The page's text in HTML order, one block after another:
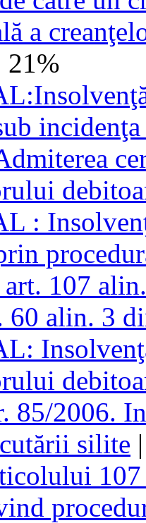
a
21%
:
107
60 alin. 3
85/2006.
silite